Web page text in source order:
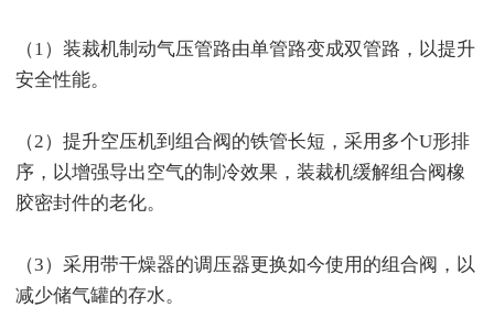
（1）装裁机制动气压管路由单管路变成双管路，以提升
安全性能。
（2）提升空压机到组合阀的铁管长短，采用多个U形排
序，以增强导出空气的制冷效果，装裁机缓解组合阀橡
胶密封件的老化。
（3）采用带干燥器的调压器更换如今使用的组合阀，以
减少储气罐的存水。